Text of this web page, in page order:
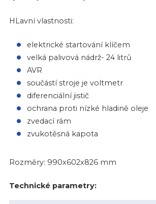
HLavní vlastnosti:
elektrické startování klíčem
velká palivová nádrž- 24 litrů
AVR
součástí stroje je voltmetr
diferenciální jistič
ochrana proti nízké hladině oleje
zvedací rám
zvukotěsná kapota
Rozměry: 990x602x826 mm
Technické parametry: